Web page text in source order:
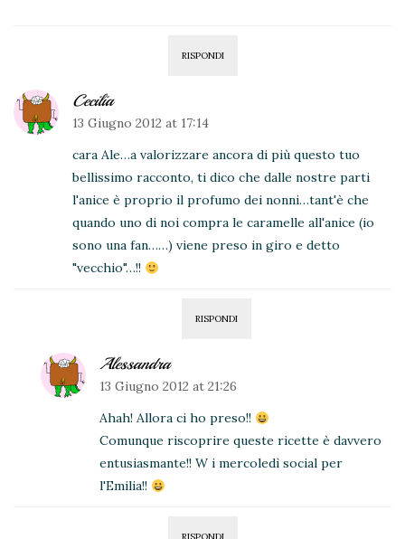
RISPONDI
Cecilia
13 Giugno 2012 at 17:14
cara Ale…a valorizzare ancora di più questo tuo
bellissimo racconto, ti dico che dalle nostre parti
l'anice è proprio il profumo dei nonni…tant'è che
quando uno di noi compra le caramelle all'anice (io
sono una fan……) viene preso in giro e detto
"vecchio"…!!
RISPONDI
Alessandra
13 Giugno 2012 at 21:26
Ahah! Allora ci ho preso!!
Comunque riscoprire queste ricette è davvero
entusiasmante!! W i mercoledì social per
l'Emilia!!